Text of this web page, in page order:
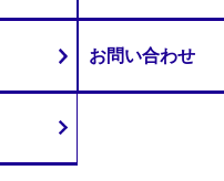
お問い合わせ